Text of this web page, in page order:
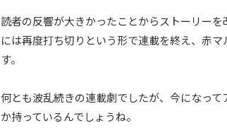
読者の反響が大きかったことからストーリー
には再度打ち切りという形で連載を終え、赤
す。
何とも波乱続きの連載劇でしたが、今になっ
か持っているんでしょうね。